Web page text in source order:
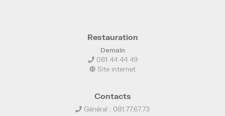
Restauration
Demain
081 44 44 49
Site internet
Contacts
Général : 081.77.67.73